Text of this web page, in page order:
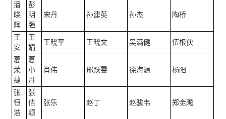
潘
晓
辉
彭
明
强
宋丹 孙建英 孙杰 陶桥
王
安
王
娟
王晓平 王晓文 吴满健 伍根伙
夏
荣
捷
夏
小
丹
肖伟 邢跃雯 徐海源 杨阳
张
恒
浩
张
佶
颖
张乐 赵丁 赵骏韦 郑金飚